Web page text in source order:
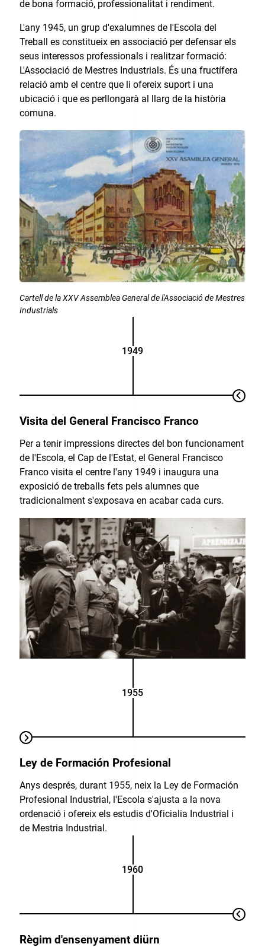
de bona formació, professionalitat i rendiment.
L'any 1945, un grup d'exalumnes de l'Escola del
Treball es constitueix en associació per defensar els
seus interessos professionals i realitzar formació:
L'Associació de Mestres Industrials. És una fructífera
relació amb el centre que li ofereix suport i una
ubicació i que es perllongarà al llarg de la història
comuna.
Cartell de la XXV Assemblea General de l'Associació de Mestres
Industrials
1949
Visita del General Francisco Franco
Per a tenir impressions directes del bon funcionament
de l'Escola, el Cap de l'Estat, el General Francisco
Franco visita el centre l'any 1949 i inaugura una
exposició de treballs fets pels alumnes que
tradicionalment s'exposava en acabar cada curs.
1955
Ley de Formación Profesional
Anys després, durant 1955, neix la Ley de Formación
Profesional Industrial, l'Escola s'ajusta a la nova
ordenació i ofereix els estudis d'Oficialia Industrial i
de Mestria Industrial.
1960
Règim d'ensenyament diürn